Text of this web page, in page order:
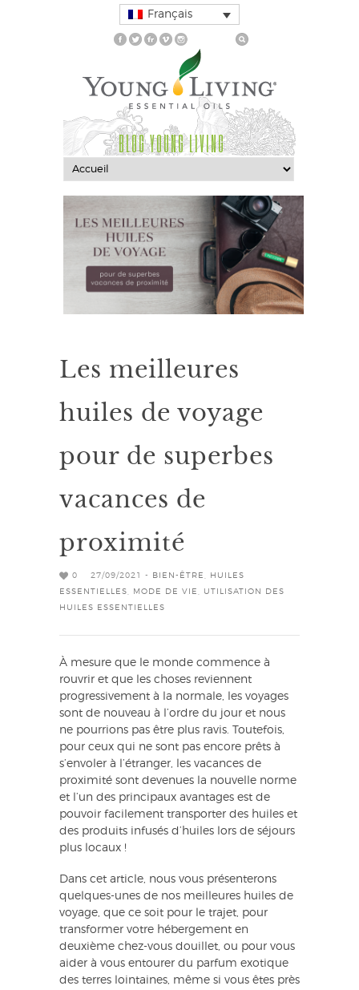
Français
BLOG YOUNG LIVING
Les meilleures
huiles de voyage
pour de superbes
vacances de
proximité
0 27/09/2021 - BIEN-ÊTRE
HUILES
ESSENTIELLES
MODE DE VIE
UTILISATION DES
HUILES ESSENTIELLES
À mesure que le monde commence à
rouvrir et que les choses reviennent
progressivement à la normale, les voyages
sont de nouveau à l’ordre du jour et nous
ne pourrions pas être plus ravis. Toutefois,
pour ceux qui ne sont pas encore prêts à
s’envoler à l’étranger, les vacances de
proximité sont devenues la nouvelle norme
et l’un des principaux avantages est de
pouvoir facilement transporter des huiles et
des produits infusés d’huiles lors de séjours
plus locaux !
Dans cet article, nous vous présenterons
quelques-unes de nos meilleures huiles de
voyage, que ce soit pour le trajet, pour
transformer votre hébergement en
deuxième chez-vous douillet, ou pour vous
aider à vous entourer du parfum exotique
des terres lointaines, même si vous êtes près